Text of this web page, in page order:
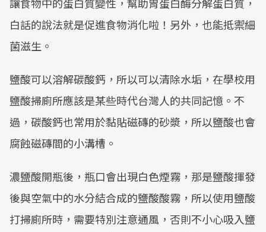
白話的說法就是促進食物消化啦！另外，也能抵禦細
菌滋生。
鹽酸可以溶解碳酸鈣，所以可以清除水垢，在學校用
鹽酸掃廁所應該是某些時代台灣人的共同記憶。不
過，碳酸鈣也常用於黏貼磁磚的砂漿，所以鹽酸也會
腐蝕磁磚間的小溝槽。
濃鹽酸開瓶後，瓶口會出現白色煙霧，那是鹽酸揮發
後與空氣中的水分結合成的鹽酸酸霧，所以使用鹽酸
打掃廁所時，需要特別注意通風，否則不小心吸入鹽